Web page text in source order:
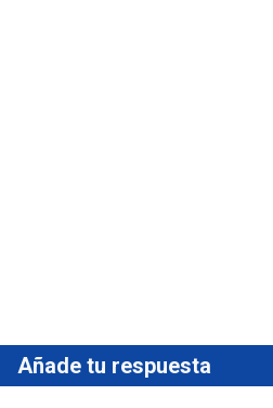
Añade tu respuesta